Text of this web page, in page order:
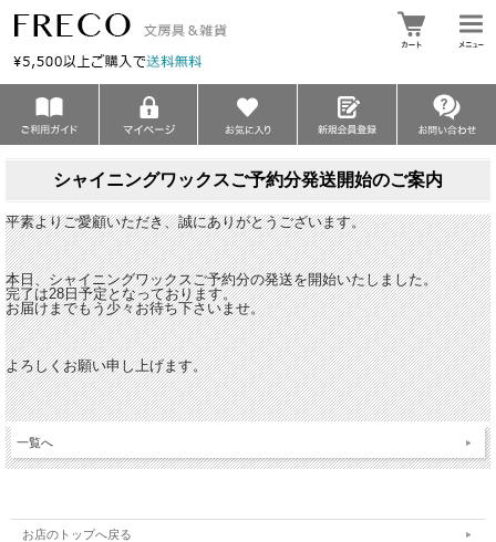
シャイニングワックスご予約分発送開始のご案内
平素よりご愛顧いただき、誠にありがとうございます。
本日、シャイニングワックスご予約分の発送を開始いたしました。
完了は28日予定となっております。
お届けまでもう少々お待ち下さいませ。
よろしくお願い申し上げます。
一覧へ
お店のトップへ戻る